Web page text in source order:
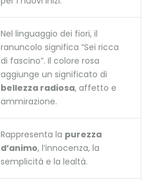
Nel linguaggio dei fiori, il
ranuncolo significa “Sei ricca
di fascino”. Il colore rosa
aggiunge un significato di
bellezza radiosa, affetto e
ammirazione.
Rappresenta la purezza
d’animo, l’innocenza, la
semplicità e la lealtà.